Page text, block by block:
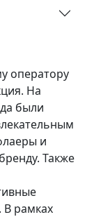
оператору
На
были
и
Также
В рамках